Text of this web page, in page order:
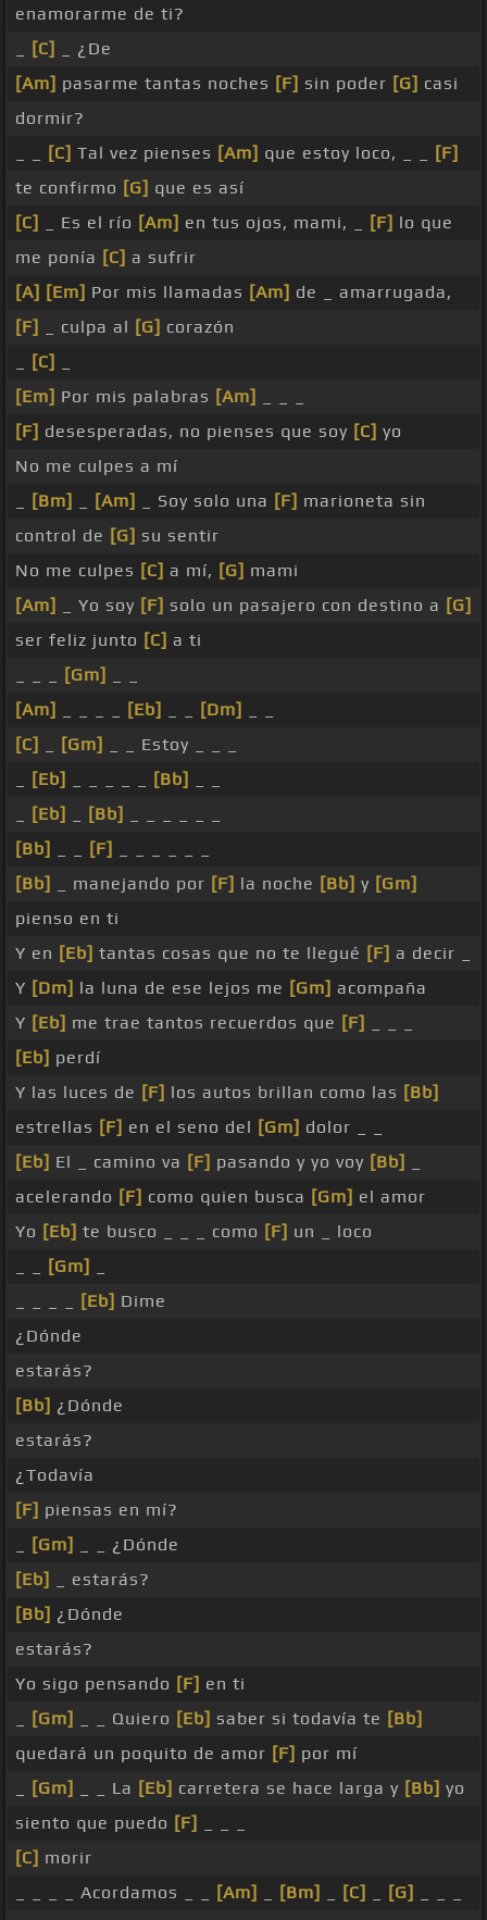
enamorarme de ti?
[C]
_ ¿De
[Am] pasarme tantas noches [F] sin poder [G] casi
dormir?
[C] Tal vez pienses [Am] que estoy loco, _ _
[F]
te confirmo [G] que es así
[C]
_ Es el río [Am] en tus ojos, mami, _ [F] lo que
me ponía [C] a sufrir
[A] [Em] Por mis llamadas [Am] de _ amarrugada,
[F]
_ culpa al [G] corazón
[C]
[Em] Por mis palabras [Am]
[F] desesperadas, no pienses que soy [C] yo
No me culpes a mí
[Bm] [Am] _ Soy solo una [F] marioneta sin
control de [G] su sentir
No me culpes [C] a mí, [G] mami
[Am]
_ Yo soy [F] solo un pasajero con destino a [G]
ser feliz junto [C] a ti
[Gm]
[Am]
[Eb] [Dm]
[C]
[Gm]
_ _ Estoy _ _ _
[Eb] [Bb]
[Eb] [Bb]
[Bb]
[F]
[Bb]
_ manejando por [F] la noche [Bb] y [Gm]
pienso en ti
Y en [Eb] tantas cosas que no te llegué [F] a decir _
Y [Dm] la luna de ese lejos me [Gm] acompaña
Y [Eb] me trae tantos recuerdos que [F]
[Eb] perdí
Y las luces de [F] los autos brillan como las [Bb]
estrellas [F] en el seno del [Gm] dolor _ _
[Eb] El _ camino va [F] pasando y yo voy [Bb]
acelerando [F] como quien busca [Gm] el amor
Yo [Eb] te busco _ _ _ como [F] un _ loco
[Gm]
[Eb] Dime
¿Dónde
estarás?
[Bb] ¿Dónde
estarás?
¿Todavía
[F] piensas en mí?
[Gm]
_ _ ¿Dónde
[Eb]
_ estarás?
[Bb] ¿Dónde
estarás?
Yo sigo pensando [F] en ti
[Gm] _ _ Quiero [Eb] saber si todavía te [Bb]
quedará un poquito de amor [F] por mí
[Gm] _ _ La [Eb] carretera se hace larga y [Bb] yo
siento que puedo [F]
[C] morir
_ _ _ _ Acordamos _ _
[Am] [Bm] [C] [G]